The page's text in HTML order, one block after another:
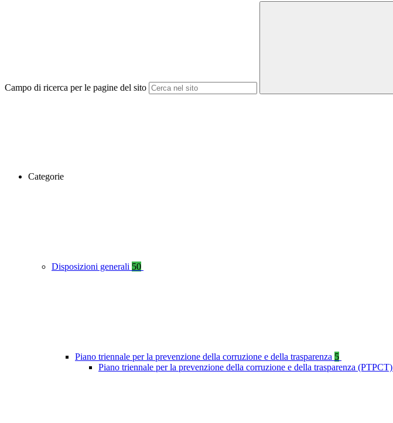
Campo di ricerca per le pagine del sito
Categorie
Disposizioni generali 50
Piano triennale per la prevenzione della corruzione e della trasparenza 5
Piano triennale per la prevenzione della corruzione e della trasparenza (PTPCT)